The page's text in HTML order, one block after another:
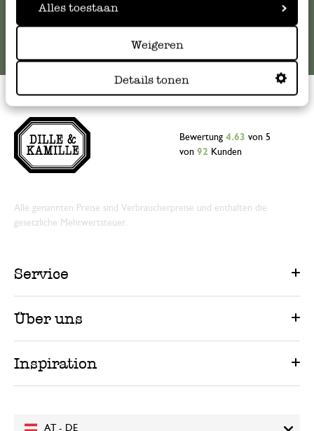
Alles toestaan
Weigeren
Details tonen
AT - DE
Bewertung 4.63 von 5
von 92 Kunden
Alle genannten Preise sind Verbraucherpreise und enthalten die
gesetzliche Mehrwertsteuer.
Service
Über uns
Inspiration